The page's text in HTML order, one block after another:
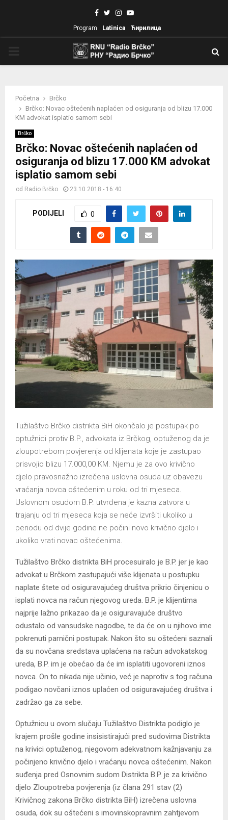
Facebook
TwitterInstagram
Youtube
Program Latinica Ћирилица
Početna
Brčko
Brčko: Novac oštećenih naplaćen od osiguranja od blizu 17.000
KM advokat isplatio samom sebi
Brčko
Brčko: Novac oštećenih naplaćen od
osiguranja od blizu 17.000 KM advokat
isplatio samom sebi
od Radio Brčko 23.10.2018 - 16:40
PODIJELI 0
Tužilaštvo Brčko distrikta BiH okončalo je postupak po
optužnici protiv B.P., advokata iz Brčkog, optuženog da je
zloupotrebom povjerenja od klijenata koje je zastupao
prisvojio blizu 17.000,00 KM. Njemu je za ovo krivično
djelo pravosnažno izrečena uslovna osuda uz obavezu
vraćanja novca oštećenim u roku od tri mjeseca.
Uslovnom osudom B.P. utvrđena je kazna zatvora u
trajanju od tri mjeseca koja se neće izvršiti ukoliko u
periodu od dvije godine ne počini novo krivično djelo i
ukoliko vrati novac oštećenima.
Tužilaštvo Brčko distrikta BiH procesuiralo je B.P. jer je kao
advokat u Brčkom zastupajući više klijenata u postupku
naplate štete od osiguravajućeg društva prikrio činjenicu o
isplati novca na račun njegovog ureda. B.P. je klijentima
najprije lažno prikazao da je osiguravajuće društvo
odustalo od vansudske nagodbe, te da će on u njihovo ime
pokrenuti parnični postupak. Nakon što su oštećeni saznali
da su novčana sredstava uplaćena na račun advokatskog
ureda, B.P. im je obećao da će im isplatiti ugovoreni iznos
novca. On to nikada nije učinio, već je naprotiv s tog računa
podigao novčani iznos uplaćen od osiguravajućeg društva i
zadržao ga za sebe.
Optužnicu u ovom slučaju Tužilaštvo Distrikta podiglo je
krajem prošle godine insisistirajući pred sudovima Distrikta
na krivici optuženog, njegovom adekvatnom kažnjavanju za
počinjeno krivično djelo i vraćanju novca oštećenim. Nakon
suđenja pred Osnovnim sudom Distrikta B.P. je za krivično
djelo Zloupotreba povjerenja (iz člana 291 stav (2)
Krivičnog zakona Brčko distrikta BiH) izrečena uslovna
osuda, dok su oštećeni s imovinskopravnim zahtjevom